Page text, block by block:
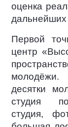
оценка
дальнейших
Первой
центр
десятки
студия
студия,